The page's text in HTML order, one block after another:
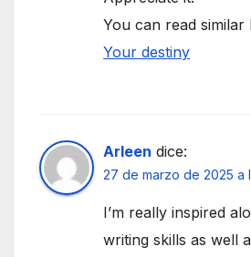
You can read similar
Your destiny
Arleen dice:
27 de marzo de 2025 a
I’m really inspired
writing skills as well